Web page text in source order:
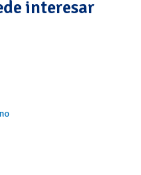
interesar